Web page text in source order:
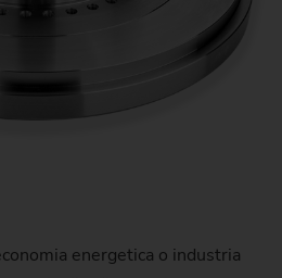
energetica o industria